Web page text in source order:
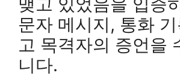
문자 메시지, 통화
고 목격자의 증언을
니다.